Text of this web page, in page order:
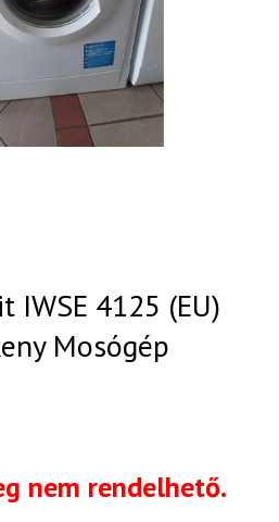
IWSE 4125 (EU)
Mosógép
nem rendelhető.